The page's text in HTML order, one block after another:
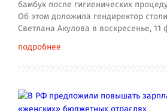
бамбук после гигиенических
Об этом доложила гендиректор
Светлана Акулова в воскресенье, 11
подробнее